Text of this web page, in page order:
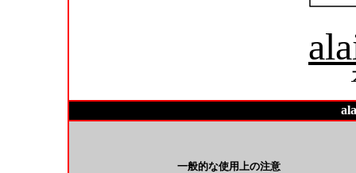
一般的な使用上の注意